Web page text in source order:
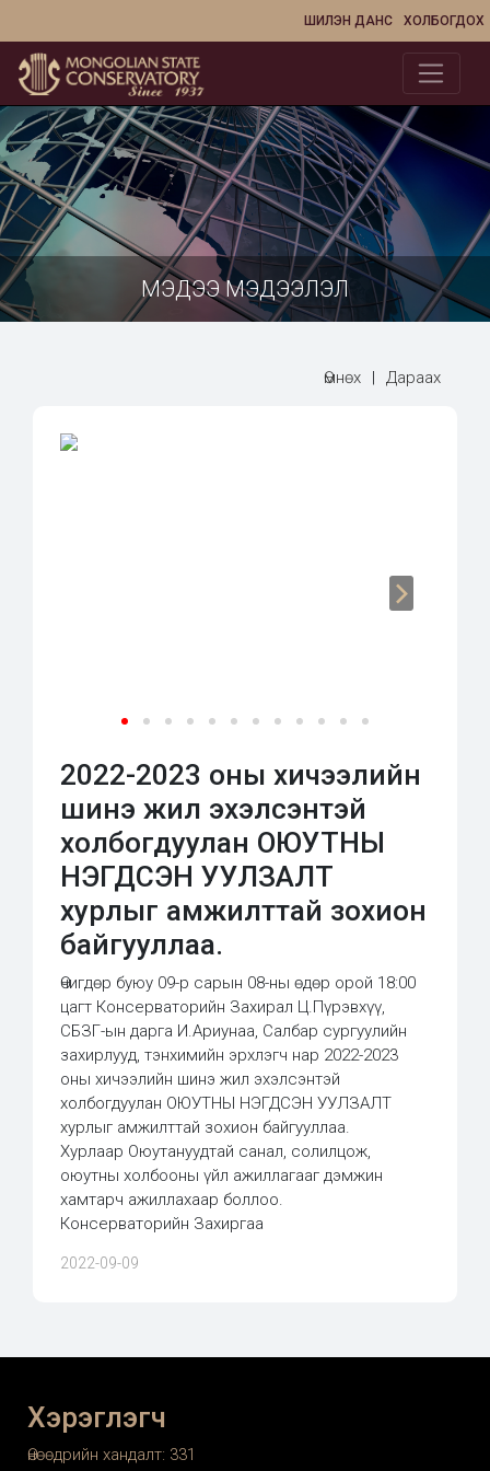
ХОЛБОГДОХ
ШИЛЭН ДАНС
МЭДЭЭ МЭДЭЭЛЭЛ
Өмнөх | Дараах
2022-2023 оны хичээлийн
шинэ жил эхэлсэнтэй
холбогдуулан ОЮУТНЫ
НЭГДСЭН УУЛЗАЛТ
хурлыг амжилттай зохион
байгууллаа.
Өчигдөр буюу 09-р сарын 08-ны өдөр орой 18:00
цагт Консерваторийн Захирал Ц.Пүрэвхүү,
СБЗГ-ын дарга И.Ариунаа, Салбар сургуулийн
захирлууд, тэнхимийн эрхлэгч нар 2022-2023
оны хичээлийн шинэ жил эхэлсэнтэй
холбогдуулан ОЮУТНЫ НЭГДСЭН УУЛЗАЛТ
хурлыг амжилттай зохион байгууллаа.
Хурлаар Оюутануудтай санал, солилцож,
оюутны холбооны үйл ажиллагааг дэмжин
хамтарч ажиллахаар боллоо.
Консерваторийн Захиргаа
2022-09-09
Хэрэглэгч
Өнөөдрийн хандалт: 331